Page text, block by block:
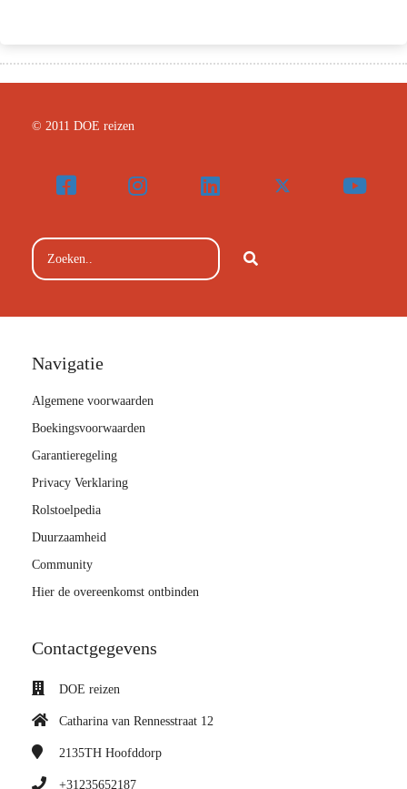
© 2011 DOE reizen
Navigatie
Algemene voorwaarden
Boekingsvoorwaarden
Garantieregeling
Privacy Verklaring
Rolstoelpedia
Duurzaamheid
Community
Hier de overeenkomst ontbinden
Contactgegevens
DOE reizen
Catharina van Rennesstraat 12
2135TH Hoofddorp
+31235652187